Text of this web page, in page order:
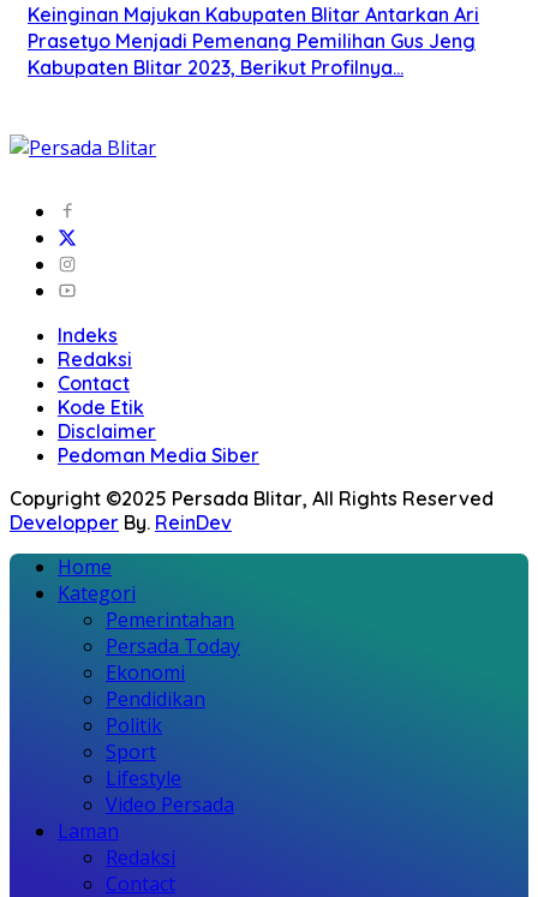
Keinginan Majukan Kabupaten Blitar Antarkan Ari
Prasetyo Menjadi Pemenang Pemilihan Gus Jeng
Kabupaten Blitar 2023, Berikut Profilnya…
Indeks
Redaksi
Contact
Kode Etik
Disclaimer
Pedoman Media Siber
Copyright ©2025 Persada Blitar, All Rights Reserved
Developper By. ReinDev
Home
Kategori
Pemerintahan
Persada Today
Ekonomi
Pendidikan
Politik
Sport
Lifestyle
Video Persada
Laman
Redaksi
Contact